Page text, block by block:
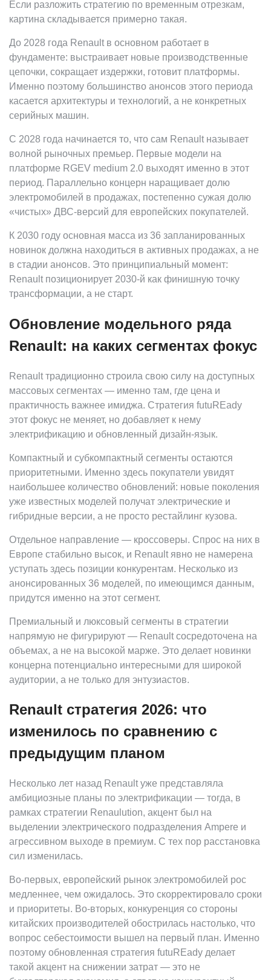
Если разложить стратегию по временным отрезкам,
картина складывается примерно такая.
До 2028 года Renault в основном работает в
фундаменте: выстраивает новые производственные
цепочки, сокращает издержки, готовит платформы.
Именно поэтому большинство анонсов этого периода
касается архитектуры и технологий, а не конкретных
серийных машин.
С 2028 года начинается то, что сам Renault называет
волной рыночных премьер. Первые модели на
платформе RGEV medium 2.0 выходят именно в этот
период. Параллельно концерн наращивает долю
электромобилей в продажах, постепенно сужая долю
«чистых» ДВС-версий для европейских покупателей.
К 2030 году основная масса из 36 запланированных
новинок должна находиться в активных продажах, а не
в стадии анонсов. Это принципиальный момент:
Renault позиционирует 2030-й как финишную точку
трансформации, а не старт.
Обновление модельного ряда
Renault: на каких сегментах фокус
Renault традиционно строила свою силу на доступных
массовых сегментах — именно там, где цена и
практичность важнее имиджа. Стратегия futuREady
этот фокус не меняет, но добавляет к нему
электрификацию и обновленный дизайн-язык.
Компактный и субкомпактный сегменты остаются
приоритетными. Именно здесь покупатели увидят
наибольшее количество обновлений: новые поколения
уже известных моделей получат электрические и
гибридные версии, а не просто рестайлинг кузова.
Отдельное направление — кроссоверы. Спрос на них в
Европе стабильно высок, и Renault явно не намерена
уступать здесь позиции конкурентам. Несколько из
анонсированных 36 моделей, по имеющимся данным,
придутся именно на этот сегмент.
Премиальный и люксовый сегменты в стратегии
напрямую не фигурируют — Renault сосредоточена на
объемах, а не на высокой марже. Это делает новинки
концерна потенциально интересными для широкой
аудитории, а не только для энтузиастов.
Renault стратегия 2026: что
изменилось по сравнению с
предыдущим планом
Несколько лет назад Renault уже представляла
амбициозные планы по электрификации — тогда, в
рамках стратегии Renaulution, акцент был на
выделении электрического подразделения Ampere и
агрессивном выходе в премиум. С тех пор расстановка
сил изменилась.
Во-первых, европейский рынок электромобилей рос
медленнее, чем ожидалось. Это скорректировало сроки
и приоритеты. Во-вторых, конкуренция со стороны
китайских производителей обострилась настолько, что
вопрос себестоимости вышел на первый план. Именно
поэтому обновленная стратегия futuREady делает
такой акцент на снижении затрат — это не